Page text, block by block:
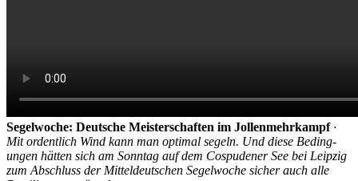
Segelwoche: Deutsche Meisterschaften im Jollen­mehr­kampf·
Mit ordent­lich Wind kann man optimal segeln. Und diese Beding­
ungen hätten sich am Sonntag auf dem Cospudener See bei Leipzig
zum Abschluss der Mittel­deutschen Segel­woche sicher auch alle